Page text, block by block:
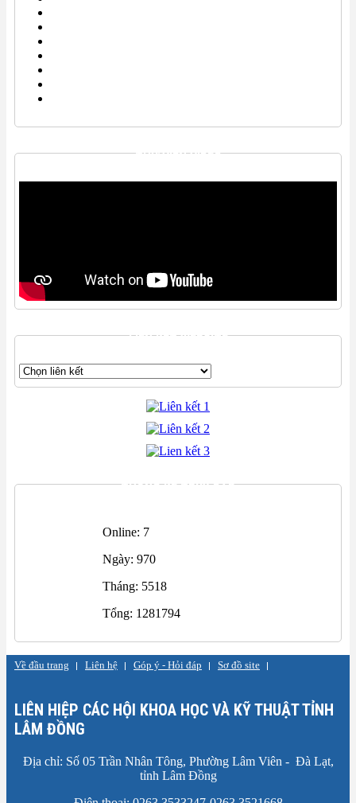
THƯ VIỆN VIDEO
LIÊN KẾT WEBSITE
THỐNG KÊ TRUY CẬP
Online: 7
Ngày: 970
Tháng: 5518
Tổng: 1281794
Về đầu trang Liên hệ Góp ý - Hỏi đáp Sơ đồ site
LIÊN HIỆP CÁC HỘI KHOA HỌC VÀ KỸ THUẬT TỈNH
LÂM ĐỒNG
Địa chỉ: Số 05 Trần Nhân Tông, Phường Lâm Viên - Đà Lạt,
tỉnh Lâm Đồng